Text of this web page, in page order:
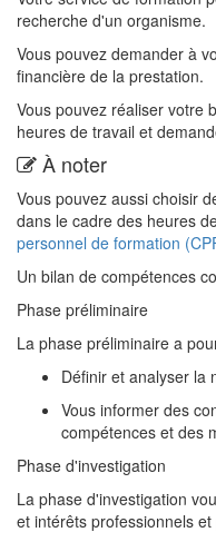
recherche d'un organisme.
Vous pouvez demander à
financière de la prestation.
Vous pouvez réaliser votre
heures de travail et
À noter
Vous pouvez aussi choisir
dans le cadre des heures
personnel de formation
Un bilan de compétences
Phase préliminaire
La phase préliminaire a
Définir et analyser la
Vous informer des
compétences et des
Phase d'investigation
La phase d'investigation
et intérêts professionnels